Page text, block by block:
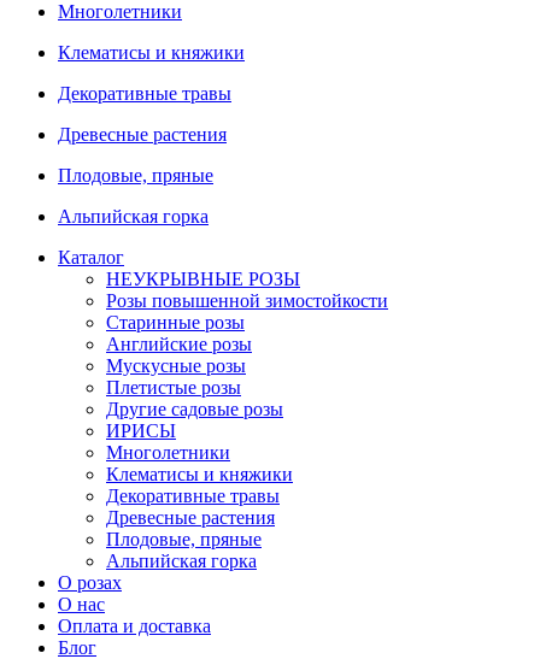
Многолетники
Клематисы и княжики
Декоративные травы
Древесные растения
Плодовые, пряные
Альпийская горка
Каталог
НЕУКРЫВНЫЕ РОЗЫ
Розы повышенной зимостойкости
Старинные розы
Английские розы
Мускусные розы
Плетистые розы
Другие садовые розы
ИРИСЫ
Многолетники
Клематисы и княжики
Декоративные травы
Древесные растения
Плодовые, пряные
Альпийская горка
О розах
О нас
Оплата и доставка
Блог